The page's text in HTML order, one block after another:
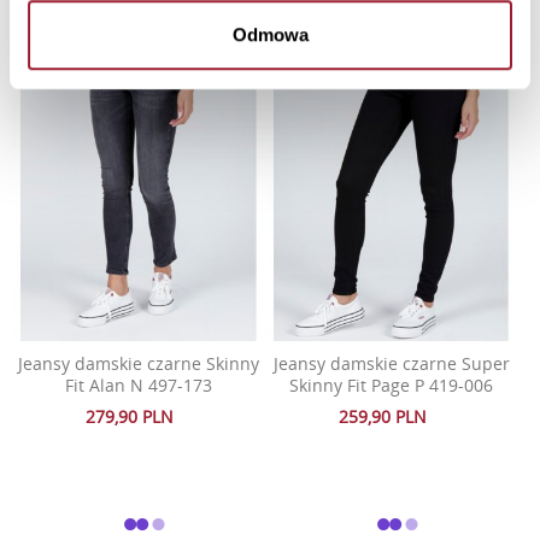
Odmowa
Jeansy damskie czarne Skinny
Fit Alan N 497-173
279,90 PLN
Jeansy damskie czarne Super
Skinny Fit Page P 419-006
259,90 PLN